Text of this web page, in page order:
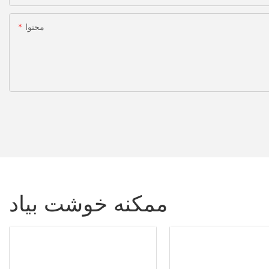
محتوا
ممکنه خوشت بیاد